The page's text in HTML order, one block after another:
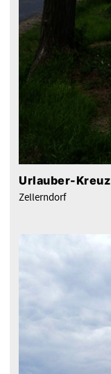
Urlauber-Kreuz
Zellerndorf